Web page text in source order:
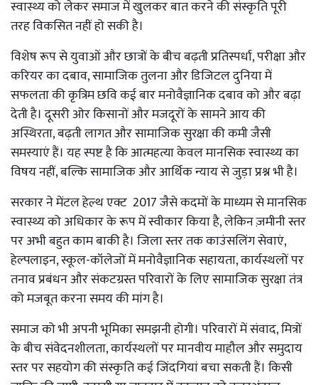
स्वास्थ्य को लेकर समाज में खुलकर बात करने की संस्कृति पूरी
तरह विकसित नहीं हो सकी है।
विशेष रूप से युवाओं और छात्रों के बीच बढ़ती प्रतिस्पर्धा, परीक्षा और
करियर का दबाव, सामाजिक तुलना और डिजिटल दुनिया में
सफलता की कृत्रिम छवि कई बार मनोवैज्ञानिक दबाव को और बढ़ा
देती है। दूसरी ओर किसानों और मजदूरों के सामने आय की
अस्थिरता, बढ़ती लागत और सामाजिक सुरक्षा की कमी जैसी
समस्याएं हैं। यह स्पष्ट है कि आत्महत्या केवल मानसिक स्वास्थ्य का
विषय नहीं, बल्कि सामाजिक और आर्थिक न्याय से जुड़ा प्रश्न भी है।
सरकार ने मेंटल हेल्थ एक्ट 2017 जैसे कदमों के माध्यम से मानसिक
स्वास्थ्य को अधिकार के रूप में स्वीकार किया है, लेकिन ज़मीनी स्तर
पर अभी बहुत काम बाकी है। जिला स्तर तक काउंसलिंग सेवाएं,
हेल्पलाइन, स्कूल-कॉलेजों में मनोवैज्ञानिक सहायता, कार्यस्थलों पर
तनाव प्रबंधन और संकटग्रस्त परिवारों के लिए सामाजिक सुरक्षा तंत्र
को मजबूत करना समय की मांग है।
समाज को भी अपनी भूमिका समझनी होगी। परिवारों में संवाद, मित्रों
के बीच संवेदनशीलता, कार्यस्थलों पर मानवीय माहौल और समुदाय
स्तर पर सहयोग की संस्कृति कई जिंदगियां बचा सकती हैं। किसी